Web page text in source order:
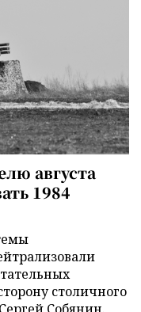
августа
1984
столичного